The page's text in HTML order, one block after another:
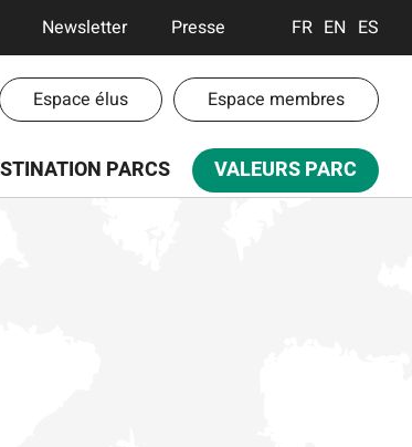
En-
tête
Communication
Newsletter Presse FRANÇAIS
ENGLISH
En-
tête
-
Espaces
Espace élus Espace membres
PARCS VALEURS PARC